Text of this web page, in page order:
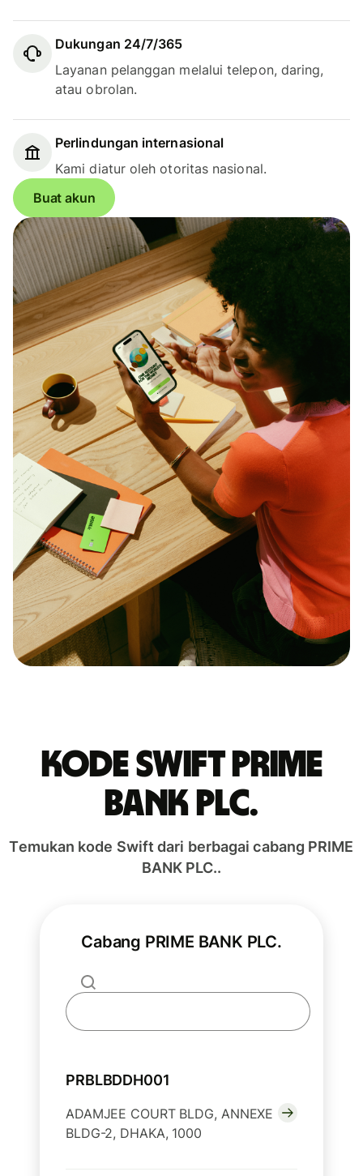
Dukungan 24/7/365
Layanan pelanggan melalui telepon, daring,
atau obrolan.
Perlindungan internasional
Kami diatur oleh otoritas nasional.
Buat akun
Kode Swift PRIME
BANK PLC.
Temukan kode Swift dari berbagai cabang PRIME
BANK PLC..
Cabang PRIME BANK PLC.
PRBLBDDH001
ADAMJEE COURT BLDG, ANNEXE
BLDG-2, DHAKA, 1000